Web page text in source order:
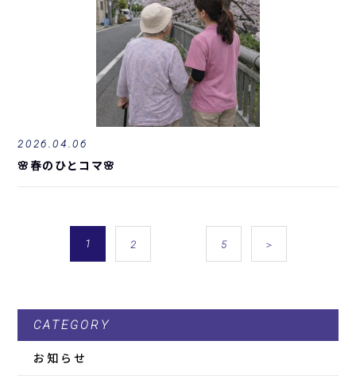
2026.04.06
🌸春のひとコマ🌸
1 2 5 ＞
CATEGORY
お知らせ